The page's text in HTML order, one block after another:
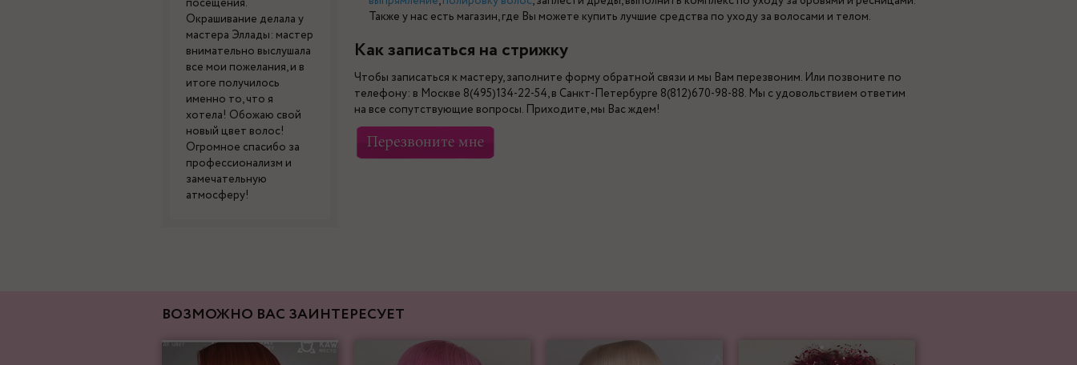
посещения.
Окрашивание делала у
мастера Эллады: мастер
внимательно выслушала
все мои пожелания, и в
итоге получилось
именно то, что я
хотела! Обожаю свой
новый цвет волос!
Огромное спасибо за
профессионализм и
замечательную
атмосферу!
Также у нас есть магазин, где Вы можете купить лучшие средства по уходу за волосами и телом.
Как записаться на стрижку
Чтобы записаться к мастеру, заполните форму обратной связи и мы Вам перезвоним. Или позвоните по
телефону: в Москве 8(495)134-22-54, в Санкт-Петербурге 8(812)670-98-88. Мы с удовольствием ответим
на все сопутствующие вопросы. Приходите, мы Вас ждем!
ВОЗМОЖНО ВАС ЗАИНТЕРЕСУЕТ